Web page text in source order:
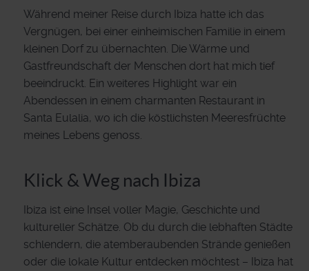
Während meiner Reise durch Ibiza hatte ich das
Vergnügen, bei einer einheimischen Familie in einem
kleinen Dorf zu übernachten. Die Wärme und
Gastfreundschaft der Menschen dort hat mich tief
beeindruckt. Ein weiteres Highlight war ein
Abendessen in einem charmanten Restaurant in
Santa Eulalia, wo ich die köstlichsten Meeresfrüchte
meines Lebens genoss.
Klick & Weg nach Ibiza
Ibiza ist eine Insel voller Magie, Geschichte und
kultureller Schätze. Ob du durch die lebhaften Städte
schlendern, die atemberaubenden Strände genießen
oder die lokale Kultur entdecken möchtest – Ibiza hat